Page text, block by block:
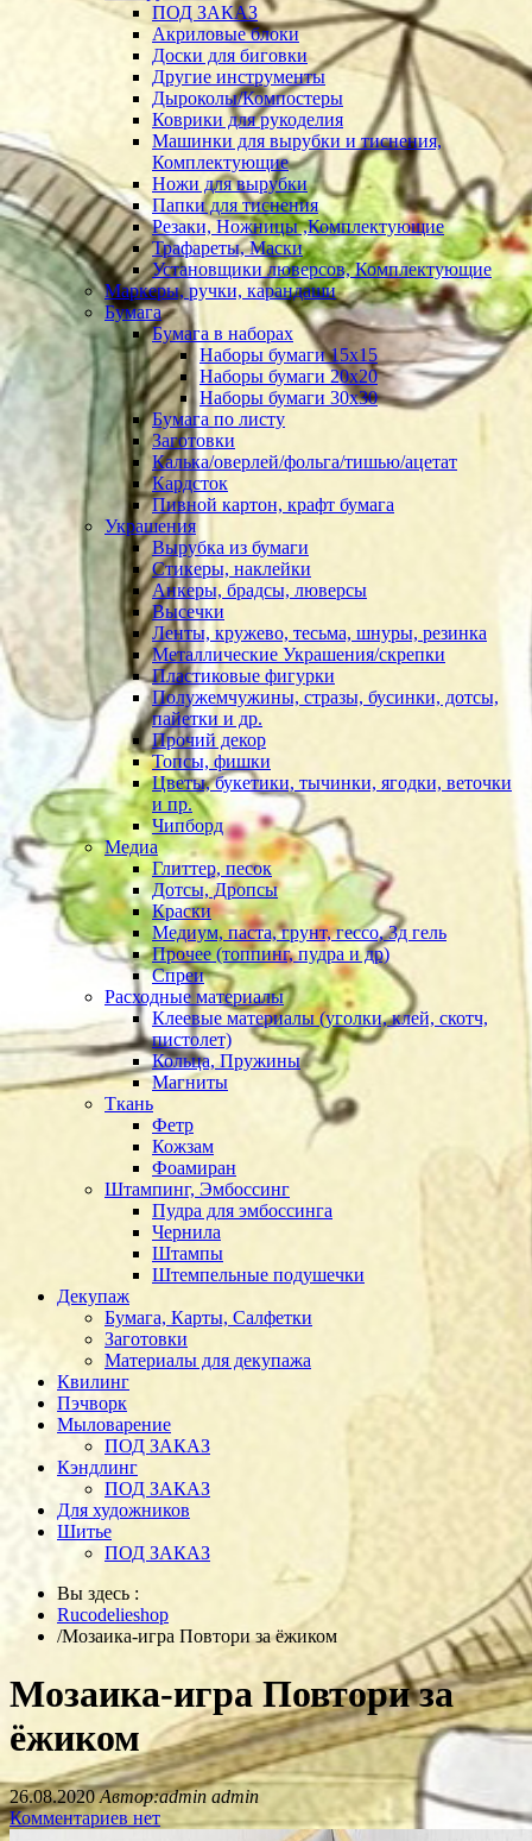
ПОД ЗАКАЗ
Акриловые блоки
Доски для биговки
Другие инструменты
Дыроколы/Компостеры
Коврики для рукоделия
Машинки для вырубки и тиснения,
Комплектующие
Ножи для вырубки
Папки для тиснения
Резаки, Ножницы ,Комплектующие
Трафареты, Маски
Установщики люверсов, Комплектующие
Маркеры, ручки, карандаши
Бумага
Бумага в наборах
Наборы бумаги 15х15
Наборы бумаги 20х20
Наборы бумаги 30х30
Бумага по листу
Заготовки
Калька/оверлей/фольга/тишью/ацетат
Кардсток
Пивной картон, крафт бумага
Украшения
Вырубка из бумаги
Стикеры, наклейки
Анкеры, брадсы, люверсы
Высечки
Ленты, кружево, тесьма, шнуры, резинка
Металлические Украшения/скрепки
Пластиковые фигурки
Полужемчужины, стразы, бусинки, дотсы,
пайетки и др.
Прочий декор
Топсы, фишки
Цветы, букетики, тычинки, ягодки, веточки
и пр.
Чипборд
Медиа
Глиттер, песок
Дотсы, Дропсы
Краски
Медиум, паста, грунт, гессо, 3д гель
Прочее (топпинг, пудра и др)
Спреи
Расходные материалы
Клеевые материалы (уголки, клей, скотч,
пистолет)
Кольца, Пружины
Магниты
Ткань
Фетр
Кожзам
Фоамиран
Штампинг, Эмбоссинг
Пудра для эмбоссинга
Чернила
Штампы
Штемпельные подушечки
Декупаж
Бумага, Карты, Салфетки
Заготовки
Материалы для декупажа
Квилинг
Пэчворк
Мыловарение
ПОД ЗАКАЗ
Кэндлинг
ПОД ЗАКАЗ
Для художников
Шитье
ПОД ЗАКАЗ
Вы здесь :
Rucodelieshop
/Мозаика-игра Повтори за ёжиком
Мозаика-игра Повтори за
ёжиком
26.08.2020 Автор:admin admin
Комментариев нет